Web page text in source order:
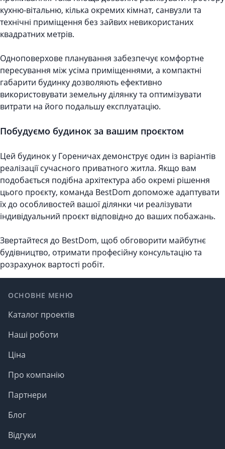
кухню-вітальню, кілька окремих кімнат, санвузли та
технічні приміщення без зайвих невикористаних
квадратних метрів.
Одноповерхове планування забезпечує комфортне
пересування між усіма приміщеннями, а компактні
габарити будинку дозволяють ефективно
використовувати земельну ділянку та оптимізувати
витрати на його подальшу експлуатацію.
Побудуємо будинок за вашим проєктом
Цей будинок у Гореничах демонструє один із варіантів
реалізації сучасного приватного житла. Якщо вам
подобається подібна архітектура або окремі рішення
цього проєкту, команда BestDom допоможе адаптувати
їх до особливостей вашої ділянки чи реалізувати
індивідуальний проєкт відповідно до ваших побажань.
Звертайтеся до BestDom, щоб обговорити майбутнє
будівництво, отримати професійну консультацію та
розрахунок вартості робіт.
ОСНОВНЕ МЕНЮ
Каталог проектів
Наші роботи
Ціна
Про компанію
Партнери
Блог
Відгуки